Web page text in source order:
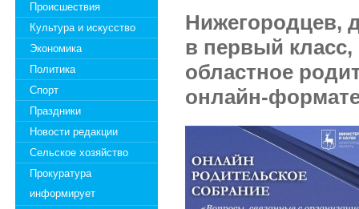
Происшествия
Культура и искусство
Экономика
Политика
Спорт
Праздники
Новости редакции
Сельское хозяйство
Прокуратура
информирует
Нижегородцев,
в первый
областное
онлайн-